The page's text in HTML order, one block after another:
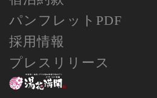
パンフレットPDF
採用情報
プレスリリース